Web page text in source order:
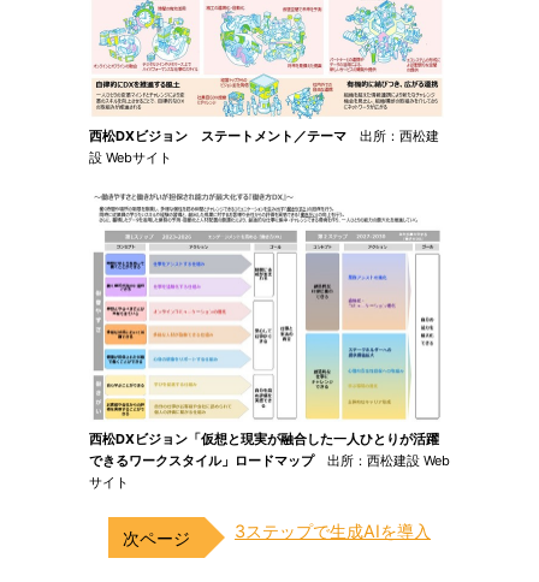
西松DXビジョン ステートメント／テーマ 出所：西松建
設 Webサイト
西松DXビジョン「仮想と現実が融合した一人ひとりが活躍
できるワークスタイル」ロードマップ出所：西松建設 Web
サイト
3ステップで生成AIを導入